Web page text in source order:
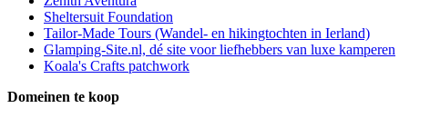
Sheltersuit Foundation
Tailor-Made Tours (Wandel- en hikingtochten in Ierland)
Glamping-Site.nl, dé site voor liefhebbers van luxe kamperen
Koala's Crafts patchwork
Domeinen te koop